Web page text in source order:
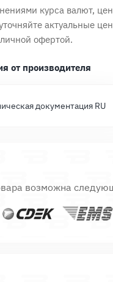
курса валют,
актуальные
офертой.
от производителя
документация RU
возможна